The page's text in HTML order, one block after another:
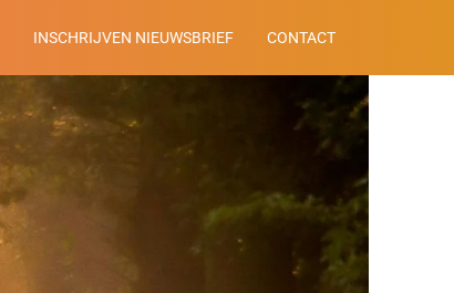
INSCHRIJVEN NIEUWSBRIEF CONTACT